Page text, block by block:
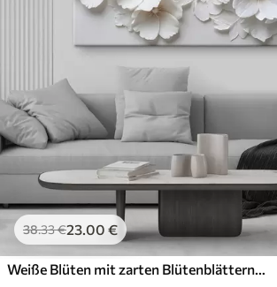
38.33€23.00 €
Weiße Blüten mit zarten Blütenblättern, angeordnet in einem wunderschönen Blumenmuster vor einem hellen Hintergrund